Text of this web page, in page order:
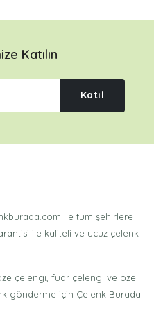
Katılın
Katıl
ile tüm şehirlere
ile kaliteli ve ucuz çelenk
çelengi, fuar çelengi ve özel
gönderme için Çelenk Burada